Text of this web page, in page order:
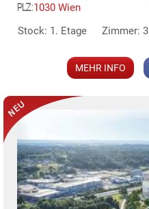
PLZ:1030 Wien
Stock: 1. Etage
Zimmer: 3
MEHR INFO